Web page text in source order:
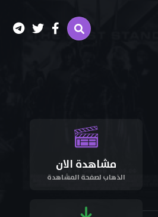
مشاهدة الان
الذهاب لصفحة المشاهدة